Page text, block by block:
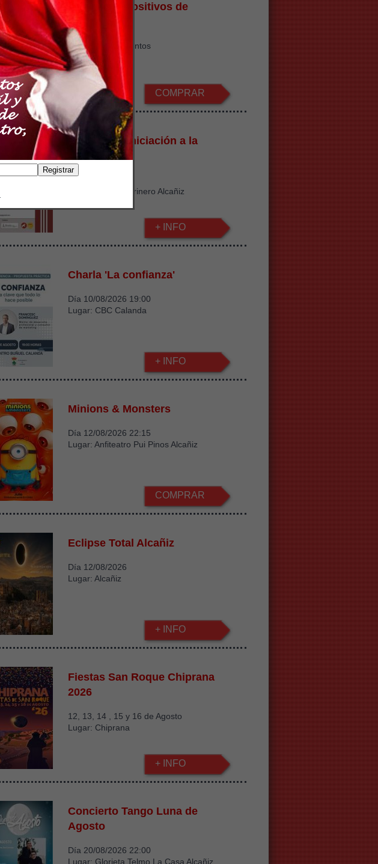
Centros Expositivos de
Andorra
Lugar: Varios recintos
Desde2.2€
COMPRAR
II Curso de Iniciación a la
Arqueología
Lugar: Molino Harinero Alcañiz
+ INFO
Charla 'La confianza'
Día 10/08/2026 19:00
Lugar: CBC Calanda
+ INFO
Minions & Monsters
Día 12/08/2026 22:15
Lugar: Anfiteatro Pui Pinos Alcañiz
COMPRAR
Eclipse Total Alcañiz
Día 12/08/2026
Lugar: Alcañiz
+ INFO
Fiestas San Roque Chiprana
2026
12, 13, 14 , 15 y 16 de Agosto
Lugar: Chiprana
+ INFO
Concierto Tango Luna de
Agosto
Día 20/08/2026 22:00
Lugar: Glorieta Telmo La Casa Alcañiz